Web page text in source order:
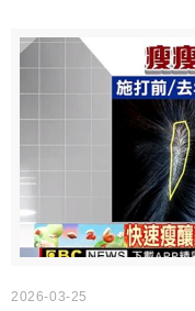
2026-03-25